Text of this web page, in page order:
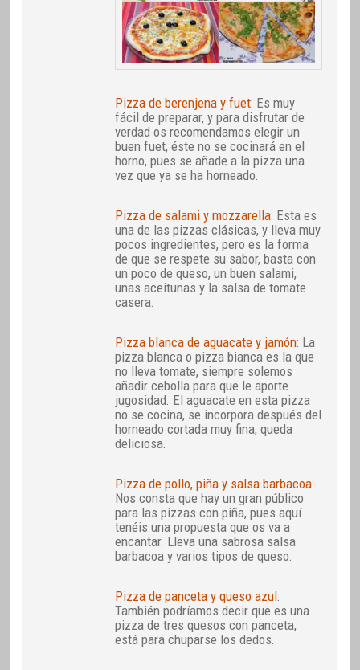
Pizza de berenjena y fuet: Es muy
fácil de preparar, y para disfrutar de
verdad os recomendamos elegir un
buen fuet, éste no se cocinará en el
horno, pues se añade a la pizza una
vez que ya se ha horneado.
Pizza de salami y mozzarella: Esta es
una de las pizzas clásicas, y lleva muy
pocos ingredientes, pero es la forma
de que se respete su sabor, basta con
un poco de queso, un buen salami,
unas aceitunas y la salsa de tomate
casera.
Pizza blanca de aguacate y jamón: La
pizza blanca o pizza bianca es la que
no lleva tomate, siempre solemos
añadir cebolla para que le aporte
jugosidad. El aguacate en esta pizza
no se cocina, se incorpora después del
horneado cortada muy fina, queda
deliciosa.
Pizza de pollo, piña y salsa barbacoa:
Nos consta que hay un gran público
para las pizzas con piña, pues aquí
tenéis una propuesta que os va a
encantar. Lleva una sabrosa salsa
barbacoa y varios tipos de queso.
Pizza de panceta y queso azul:
También podríamos decir que es una
pizza de tres quesos con panceta,
está para chuparse los dedos.